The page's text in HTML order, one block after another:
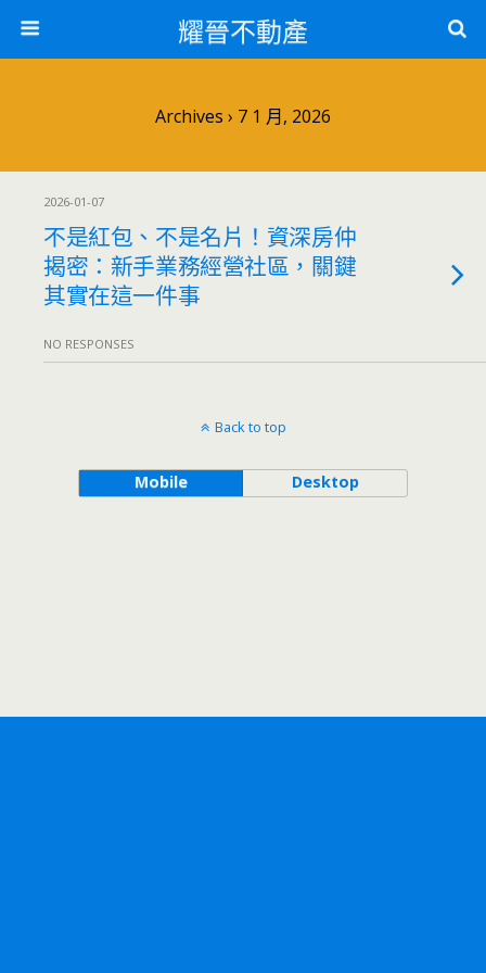
耀晉不動產
Archives › 7 1 月, 2026
2026-01-07
不是紅包、不是名片！資深房仲
揭密：新手業務經營社區，關鍵
其實在這一件事
NO RESPONSES
Back to top
Mobile Desktop